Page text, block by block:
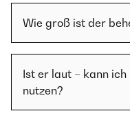
Wie groß ist der
Ist er laut – kann
nutzen?